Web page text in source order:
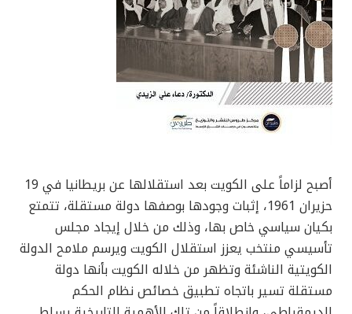
أصبح لزاماً على الكويت بعد استقلالها عن بريطانيا في 19
حزيران 1961، إثبات وجودها بوصفها دولة مستقلة، تتمتع
بكيان سياسي خاص بها، وذلك من خلال إيجاد مجلس
تأسيسي منتخب يعزز استقلال الكويت ويرسم ملامح الدولة
الكويتية الناشئة وتظهر من خلاله الكويت بأنها دولة
مستقلة تسير باتجاه تطبيق خصائص نظام الحكم